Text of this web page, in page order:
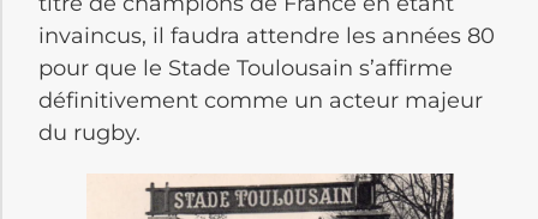
invaincus, il faudra attendre les années 80
pour que le Stade Toulousain s’affirme
définitivement comme un acteur majeur
du rugby.